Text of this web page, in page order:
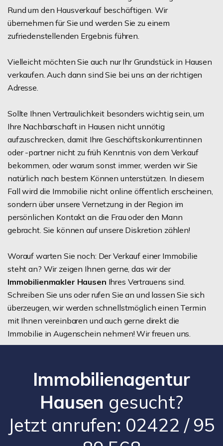
Rund um den Hausverkauf beschäftigen. Wir
übernehmen für Sie und werden Sie zu einem
zufriedenstellenden Ergebnis führen.
Vielleicht möchten Sie auch nur Ihr Grundstück in Hausen
verkaufen. Auch dann sind Sie bei uns an der richtigen
Adresse.
Sollte Ihnen Vertraulichkeit besonders wichtig sein, um
Ihre Nachbarschaft in Hausen nicht unnötig
aufzuschrecken, damit Ihre Geschäftskonkurrentinnen
oder -partner nicht zu früh Kenntnis von dem Verkauf
bekommen, oder warum sonst immer, werden wir Sie
natürlich nach bestem Können unterstützen. In diesem
Fall wird die Immobilie nicht online öffentlich erscheinen,
sondern über unsere Vernetzung in der Region im
persönlichen Kontakt an die Frau oder den Mann
gebracht. Sie können auf unsere Diskretion zählen!
Worauf warten Sie noch: Der Verkauf einer Immobilie
steht an? Wir zeigen Ihnen gerne, das wir der
Immobilienmakler Hausen Ihres Vertrauens sind.
Schreiben Sie uns oder rufen Sie an und lassen Sie sich
überzeugen, wir werden schnellstmöglich einen Termin
mit Ihnen vereinbaren und auch gerne direkt die
Immobilie in Augenschein nehmen! Wir freuen uns.
Immobilienagentur
Hausen gesucht?
Jetzt anrufen: 02422 / 95